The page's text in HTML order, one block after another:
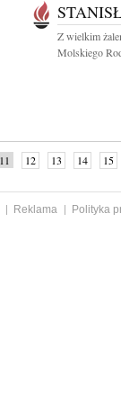
Z wielkim
Molskiego
11 12 13 14 15
Reklama
Polityka